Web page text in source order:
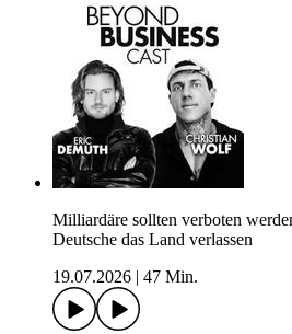
Milliardäre sollten verboten
Deutsche das Land verlassen
19.07.2026
47 Min.